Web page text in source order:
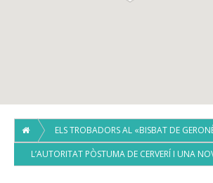
ELS TROBADORS AL «BISBAT DE
L’AUTORITAT PÒSTUMA DE CERVERÍ I UNA